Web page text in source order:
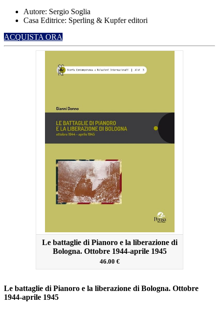
Autore: Sergio Soglia
Casa Editrice: Sperling & Kupfer editori
ACQUISTA ORA
Le battaglie di Pianoro e la liberazione di
Bologna. Ottobre 1944-aprile 1945
46.00 €
Le battaglie di Pianoro e la liberazione di Bologna. Ottobre
1944-aprile 1945